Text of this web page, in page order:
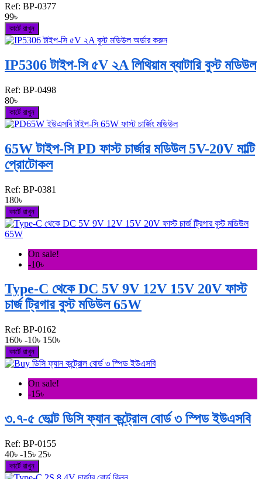
Ref: BP-0377
99৳
কার্টে রাখুন
IP5306 টাইপ-সি ৫V ২A লিথিয়াম ব্যাটারি বুস্ট মডিউল
Ref: BP-0498
80৳
কার্টে রাখুন
65W টাইপ-সি PD ফাস্ট চার্জার মডিউল 5V-20V মাল্টি
প্রোটোকল
Ref: BP-0381
180৳
কার্টে রাখুন
On sale!
-10৳
Type-C থেকে DC 5V 9V 12V 15V 20V ফাস্ট
চার্জ ট্রিগার বুস্ট মডিউল 65W
Ref: BP-0162
160৳ -10৳ 150৳
কার্টে রাখুন
On sale!
-15৳
৩.৭-৫ ভোল্ট ডিসি ফ্যান কন্ট্রোল বোর্ড ৩ স্পিড ইউএসবি
Ref: BP-0155
40৳ -15৳ 25৳
কার্টে রাখুন